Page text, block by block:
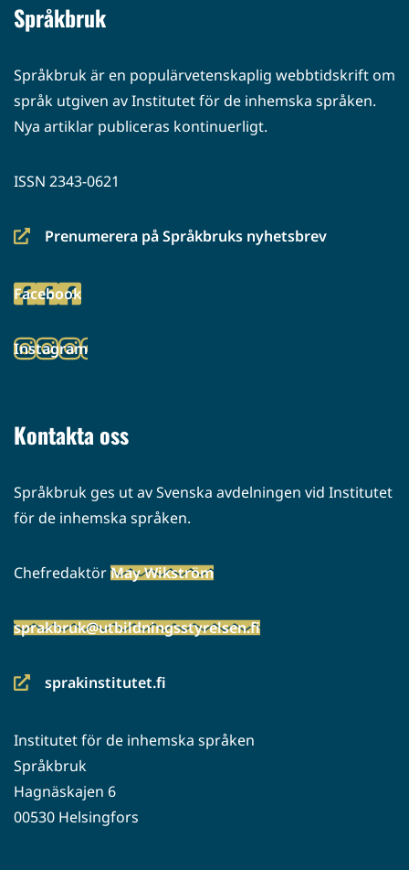
Språkbruk
Språkbruk är en populärvetenskaplig webbtidskrift om
språk utgiven av Institutet för de inhemska språken.
Nya artiklar publiceras kontinuerligt.
ISSN 2343-0621
Prenumerera på Språkbruks nyhetsbrev
(siirryt
palveluun)
Facebook
(siirryt
palveluun)
Instagram
(siirryt
Kontakta oss
Språkbruk ges ut av Svenska avdelningen vid Institutet
för de inhemska språken.
ChefredaktörMay Wikström
sprakbruk@utbildningsstyrelsen.fi
sprakinstitutet.fi
(siirryt
palveluun)
Institutet för de inhemska språken
Språkbruk
Hagnäskajen 6
00530 Helsingfors